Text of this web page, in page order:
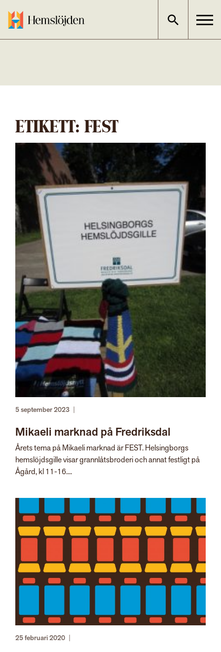
innehållet
ETIKETT: FEST
5 september 2023 |
Mikaeli marknad på Fredriksdal
Årets tema på Mikaeli marknad är FEST. Helsingborgs
hemslöjdsgille visar grannlåtsbroderi och annat festligt på
Ågård, kl 11-16....
25 februari 2020 |